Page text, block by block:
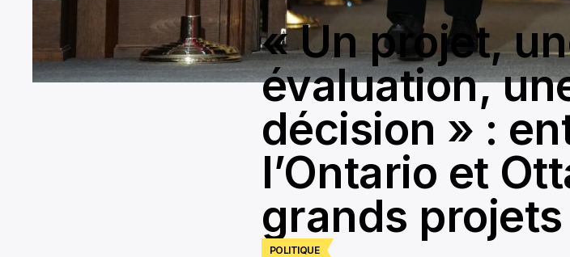
POLITIQUE
« Un projet,
évaluation,
décision » :
l’Ontario et
grands projets